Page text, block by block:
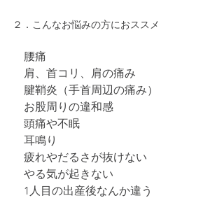
２．こんなお悩みの方におススメ
腰痛
肩、首コリ、肩の痛み
腱鞘炎（手首周辺の痛み）
お股周りの違和感
頭痛や不眠
耳鳴り
疲れやだるさが抜けない
やる気が起きない
1人目の出産後なんか違う